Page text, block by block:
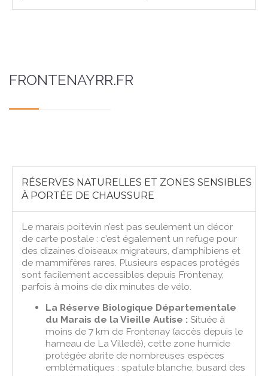
FRONTENAYRR.FR
RÉSERVES NATURELLES ET ZONES SENSIBLES
À PORTÉE DE CHAUSSURE
Le marais poitevin n’est pas seulement un décor
de carte postale : c’est également un refuge pour
des dizaines d’oiseaux migrateurs, d’amphibiens et
de mammifères rares. Plusieurs espaces protégés
sont facilement accessibles depuis Frontenay,
parfois à moins de dix minutes de vélo.
La Réserve Biologique Départementale
du Marais de la Vieille Autise : Située à
moins de 7 km de Frontenay (accès depuis le
hameau de La Villedé), cette zone humide
protégée abrite de nombreuses espèces
emblématiques : spatule blanche, busard des